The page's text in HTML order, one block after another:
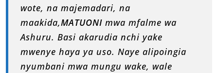
wote, na majemadari, na
maakida,MATUONI mwa mfalme wa
Ashuru. Basi akarudia nchi yake
mwenye haya ya uso. Naye alipoingia
nyumbani mwa mungu wake, wale